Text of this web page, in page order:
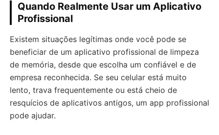
Quando Realmente Usar um Aplicativo
Profissional
Existem situações legítimas onde você pode se
beneficiar de um aplicativo profissional de limpeza
de memória, desde que escolha um confiável e de
empresa reconhecida. Se seu celular está muito
lento, trava frequentemente ou está cheio de
resquícios de aplicativos antigos, um app profissional
pode ajudar.